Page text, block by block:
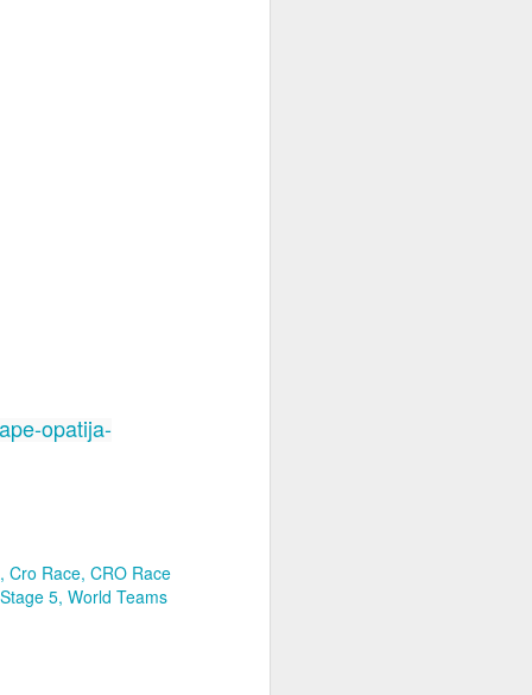
opatija-
Cro Race CRO Race
Stage 5 World Teams